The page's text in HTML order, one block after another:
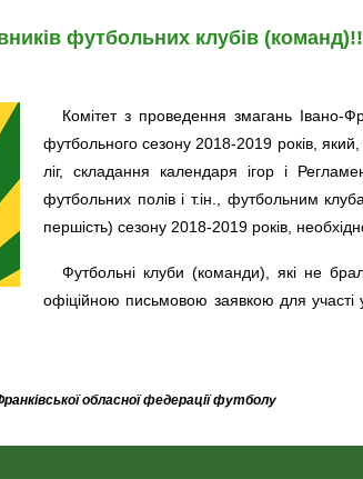
футбольних клубів
Комітет з проведення змагань Івано-
футбольного сезону 2018-2019 років,
ліг, складання календаря ігор і
футбольних полів і т.ін., футбольним
першість) сезону 2018-2019 років,
Футбольні клуби (команди), які не
офіційною письмовою заявкою для участі
обласної федерації футболу